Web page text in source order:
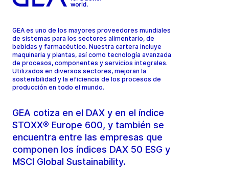
GEA es uno de los mayores proveedores mundiales
de sistemas para los sectores alimentario, de
bebidas y farmacéutico. Nuestra cartera incluye
maquinaria y plantas, así como tecnología avanzada
de procesos, componentes y servicios integrales.
Utilizados en diversos sectores, mejoran la
sostenibilidad y la eficiencia de los procesos de
producción en todo el mundo.
GEA cotiza en el DAX y en el índice
STOXX® Europe 600, y también se
encuentra entre las empresas que
componen los índices DAX 50 ESG y
MSCI Global Sustainability.